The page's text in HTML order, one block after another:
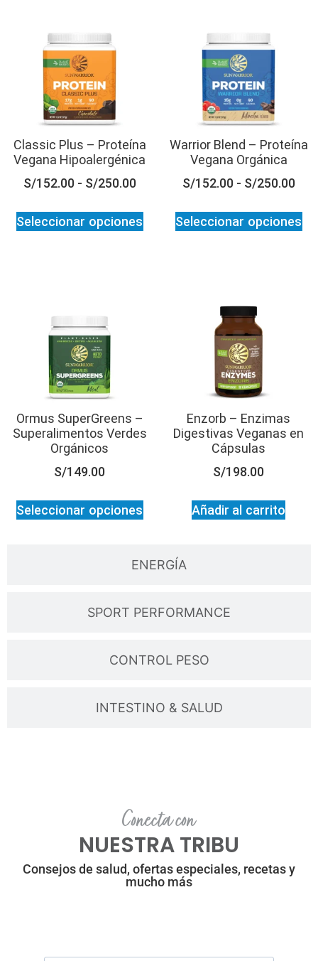
ENERGÍA
SPORT PERFORMANCE
CONTROL PESO
INTESTINO & SALUD
Classic Plus – Proteína
Vegana Hipoalergénica
S/152.00 - S/250.00
Seleccionar opciones
Warrior Blend – Proteína
Vegana Orgánica
S/152.00 - S/250.00
Seleccionar opciones
Ormus SuperGreens –
Superalimentos Verdes
Orgánicos
S/149.00
Seleccionar opciones
Enzorb – Enzimas
Digestivas Veganas en
Cápsulas
S/198.00
Añadir al carrito
Conecta con
NUESTRA TRIBU
Consejos de salud, ofertas especiales, recetas y
mucho más